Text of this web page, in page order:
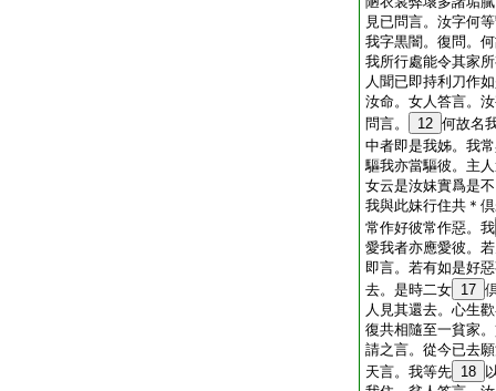
見已問言。汝字何
我字黒闇。復問。
我所行處能令其家
人聞已即持利刀作
汝命。女人答言。
問言。
12 何故名
中者即是我姊。我
驅我亦當驅彼。主
女云是汝妹實爲是
我與此妹行住共＊
常作好彼常作惡。我
愛我者亦應愛彼。
即言。若有如是好
去。是時二女 17
人見其還去。心生
復共相隨至一貧家
請之言。從今已去
天言。我等先 18